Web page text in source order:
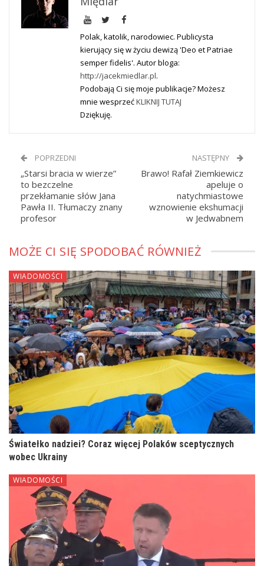
Polak, katolik, narodowiec. Publicysta
kierujący się w życiu dewizą 'Deo et Patriae
semper fidelis'. Autor bloga:
http://jacekmiedlar.pl.
Podobają Ci się moje publikacje? Możesz
mnie wesprzećKLIKNIJ TUTAJ
Dziękuję.
POPRZEDNI
„Starsi bracia w wierze”
to bezczelne
przekłamanie słów Jana
Pawła II. Tłumaczy znany
profesor
NASTĘPNY
Brawo! Rafał Ziemkiewicz
apeluje o
natychmiastowe
wznowienie ekshumacji
w Jedwabnem
MOŻE CI SIĘ SPODOBAĆ RÓWNIEŻ
WIADOMOŚCI
Światełko nadziei? Coraz więcej Polaków sceptycznych
wobec Ukrainy
WIADOMOŚCI